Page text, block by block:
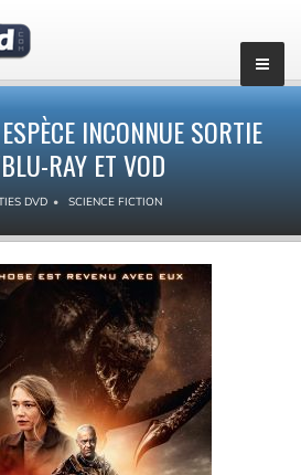
INCONNUE SORTIE
RAY ET VOD
DVD SCIENCE FICTION